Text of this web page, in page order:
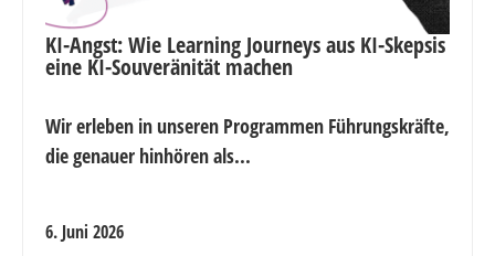
KI-Angst: Wie Learning Journeys aus KI-Skepsis
eine KI-Souveränität machen
Wir erleben in unseren Programmen Führungskräfte,
die genauer hinhören als...
6. Juni 2026